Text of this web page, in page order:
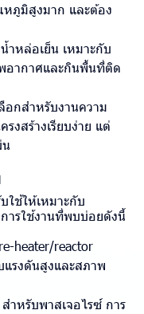
ภูมิสูงมาก และต้อง
ำหล่อเย็น เหมาะกับ
ากาศและกินพื้นที่ติด
อกสำหรับงานความ
งสร้างเรียบง่าย แต่
ใช้ให้เหมาะกับ
ารใช้งานที่พบบ่อยดังนี้
heater/reactor
แรงดันสูงและสภาพ
ำหรับพาสเจอไรซ์ การ